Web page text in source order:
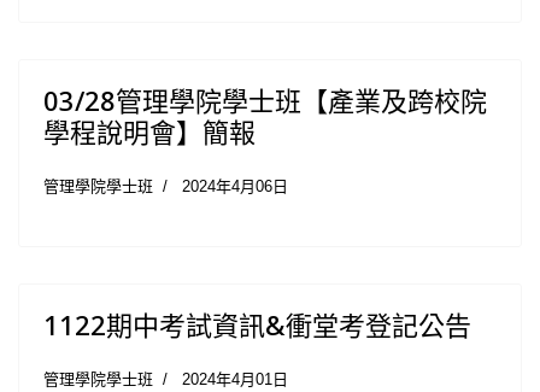
03/28管理學院學士班【產業及跨校院
學程說明會】簡報
管理學院學士班 2024年4月06日
1122期中考試資訊&衝堂考登記公告
管理學院學士班 2024年4月01日